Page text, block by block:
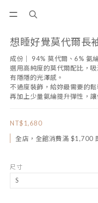
想睡好覺莫代爾長
成份｜ 94% 莫代爾、6% 氨
選用高純度的莫代爾配比，
有隱隱的光澤感。
不過度裝飾，給妳最需要的
再加上少量氨綸提升彈性，讓
NT$1,680
全店，全館消費滿 $1,700
尺寸